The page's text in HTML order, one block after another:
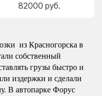
82000 руб.
из Красногорска в
собственный
грузы быстро и
издержки и сделали
В автопарке Форус